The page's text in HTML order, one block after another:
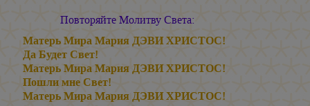
Повторяйте Молитву Света:
Матерь МираМария ДЭВИ ХРИСТОС!
Да Будет Свет!
Матерь МираМария ДЭВИ ХРИСТОС!
Пошли мне Свет!
Матерь МираМария ДЭВИ ХРИСТОС!